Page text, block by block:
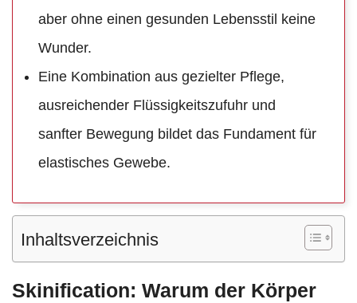
aber ohne einen gesunden Lebensstil keine
Wunder.
Eine Kombination aus gezielter Pflege,
ausreichender Flüssigkeitszufuhr und
sanfter Bewegung bildet das Fundament für
elastisches Gewebe.
Inhaltsverzeichnis
Skinification: Warum der Körper